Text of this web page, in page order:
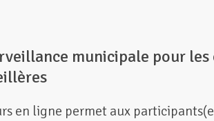
municipale pour
en ligne permet aux